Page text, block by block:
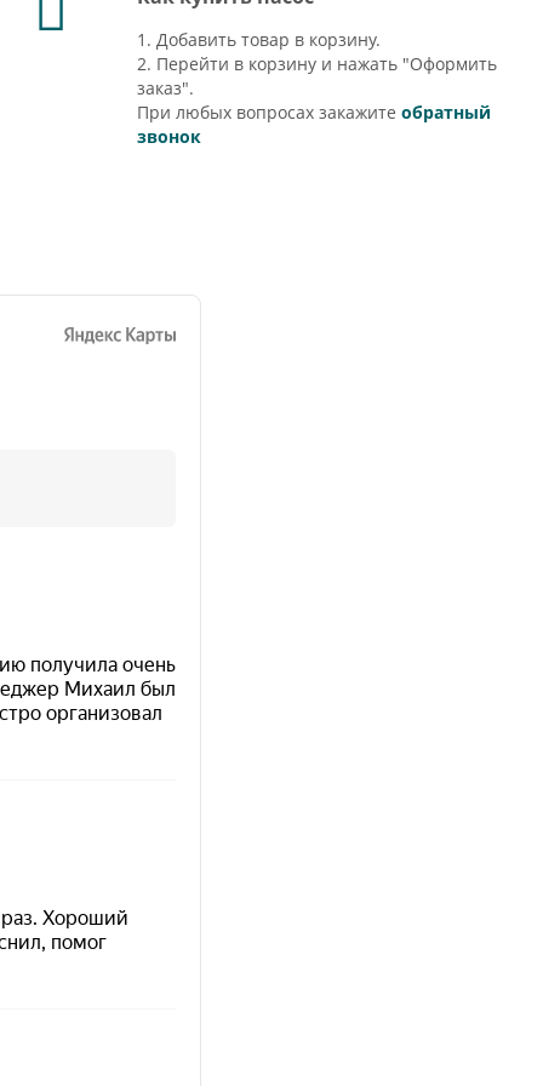
1. Добавить товар в корзину.
2. Перейти в корзину и нажать "Оформить
заказ".
При любых вопросах закажитеобратный
звонок